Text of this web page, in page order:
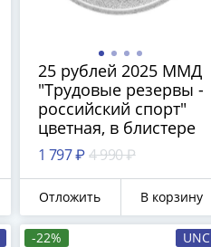
25 рублей 2025 ММД
"Трудовые резервы -
российский спорт"
цветная, в блистере
1 797 ₽ 4 990 ₽
Отложить В корзину
-22% UNC